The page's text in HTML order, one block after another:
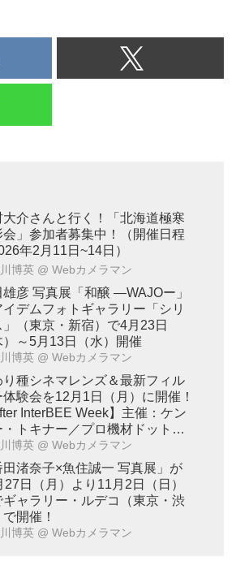
大介さんと行く！「北海道極寒
会」参加者募集中！（開催日程
年2月11日~14日）
博英 @ Webカメラマン
雄彦 写真展「和醸 ―WAJOー」
イデムフォトギャラリー「シリ
」（東京・新宿）で4月23日
）～5月13日（水）開催
博英 @ Webカメラマン
り種シネマレンズ＆最新フィル
体験会を12月1日（月）に開催！
InterBEE Week】主催：ケン
・トキナー／プロ機材ドットコ
博英 @ Webカメラマン
田渚奈子×魚住誠一 写真展」が
27日（月）より11月2日（日）
ギャラリー・ルデコ（東京・渋
開催！
博英 @ Webカメラマン